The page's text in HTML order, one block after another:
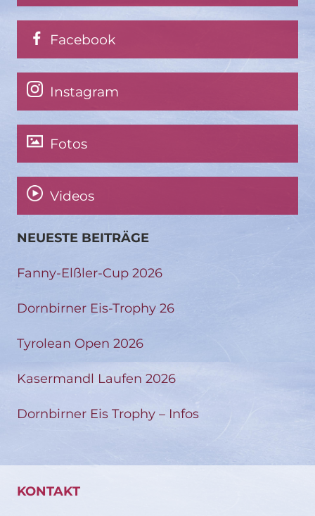
Facebook
Instagram
Fotos
Videos
NEUESTE BEITRÄGE
Fanny-Elßler-Cup 2026
Dornbirner Eis-Trophy 26
Tyrolean Open 2026
Kasermandl Laufen 2026
Dornbirner Eis Trophy – Infos
KONTAKT